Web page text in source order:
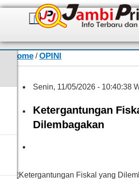
Home /OPINI
Senin, 11/05/2026 - 10:40:38
Ketergantungan
Dilembagakan